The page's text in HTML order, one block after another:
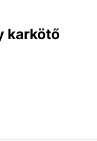
karkötő